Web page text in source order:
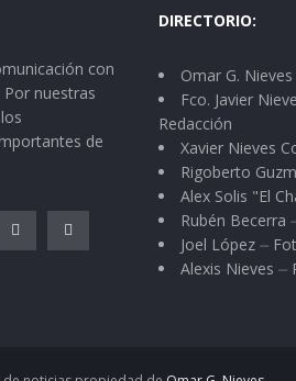
con
nuestras
de
DIRECTORIO:
Omar G.
Fco. Javier
Redacción
Xavier Nieves
Rigoberto
Alex Solis "El
Rubén Becerra
Joel López ⏤
Alexis Nieves ⏤